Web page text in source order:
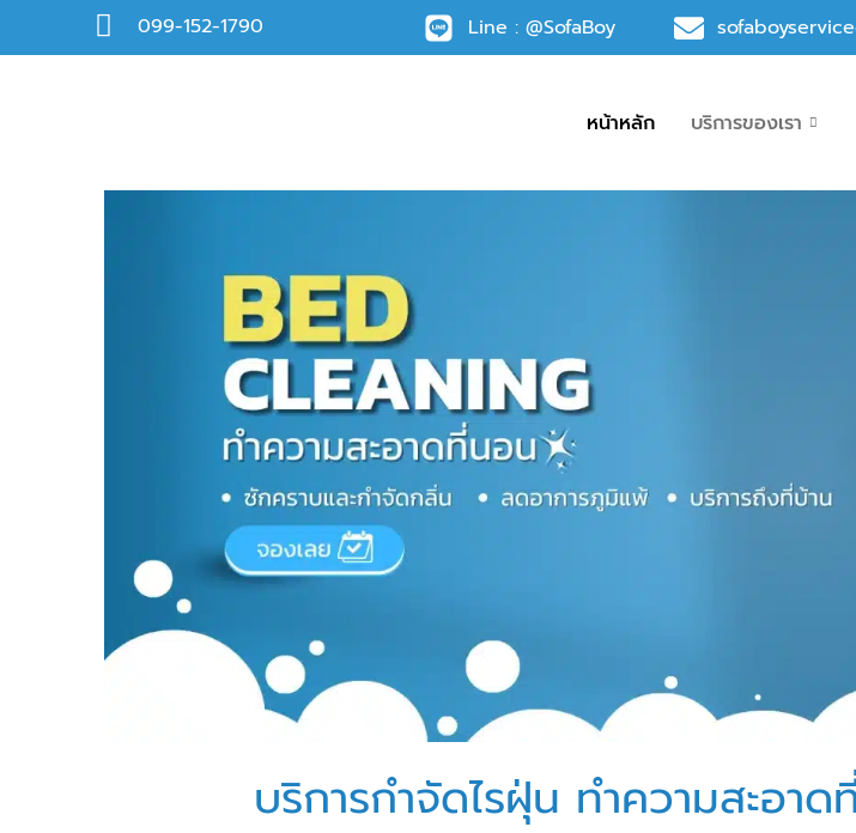
099-152-1790 Line : @SofaBoy
หน้าหลัก บริการของเรา
บริการกำจัดไรฝุ่น ทำความสะอา